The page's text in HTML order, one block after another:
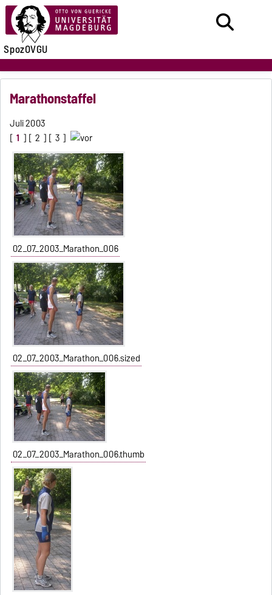
SpozOVGU
Marathonstaffel
Juli 2003
[ 1 ] [ 2 ] [ 3 ]
02_07_2003_Marathon_006
02_07_2003_Marathon_006.sized
02_07_2003_Marathon_006.thumb